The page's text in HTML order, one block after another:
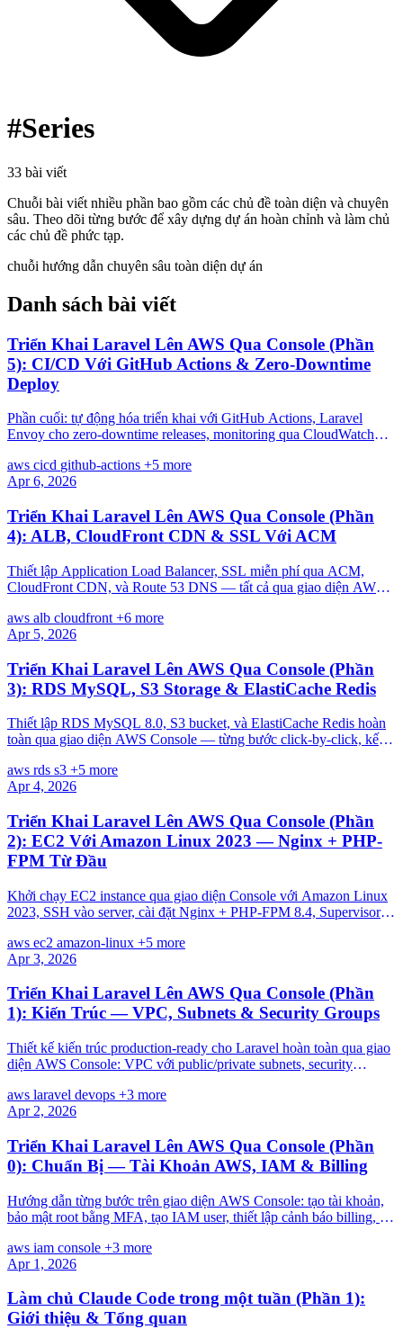
#Series
33 bài viết
Chuỗi bài viết nhiều phần bao gồm các chủ đề toàn diện và chuyên
sâu. Theo dõi từng bước để xây dựng dự án hoàn chỉnh và làm chủ
các chủ đề phức tạp.
chuỗi hướng dẫn chuyên sâu toàn diện dự án
Danh sách bài viết
Triển Khai Laravel Lên AWS Qua Console (Phần
5): CI/CD Với GitHub Actions & Zero-Downtime
Deploy
Phần cuối: tự động hóa triển khai với GitHub Actions, Laravel
Envoy cho zero-downtime releases, monitoring qua CloudWatch
aws cicd github-actions +5 more
Apr 6, 2026
Triển Khai Laravel Lên AWS Qua Console (Phần
4): ALB, CloudFront CDN & SSL Với ACM
Thiết lập Application Load Balancer, SSL miễn phí qua ACM,
CloudFront CDN, và Route 53 DNS — tất cả qua giao diện AWS
aws alb cloudfront +6 more
Apr 5, 2026
Triển Khai Laravel Lên AWS Qua Console (Phần
3): RDS MySQL, S3 Storage & ElastiCache Redis
Thiết lập RDS MySQL 8.0, S3 bucket, và ElastiCache Redis hoàn
toàn qua giao diện AWS Console — từng bước click-by-click, kết
aws rds s3 +5 more
Apr 4, 2026
Triển Khai Laravel Lên AWS Qua Console (Phần
2): EC2 Với Amazon Linux 2023 — Nginx + PHP-
FPM Từ Đầu
Khởi chạy EC2 instance qua giao diện Console với Amazon Linux
2023, SSH vào server, cài đặt Nginx + PHP-FPM 8.4, Supervisor
aws ec2 amazon-linux +5 more
Apr 3, 2026
Triển Khai Laravel Lên AWS Qua Console (Phần
1): Kiến Trúc — VPC, Subnets & Security Groups
Thiết kế kiến trúc production-ready cho Laravel hoàn toàn qua giao
diện AWS Console: VPC với public/private subnets, security
aws laravel devops +3 more
Apr 2, 2026
Triển Khai Laravel Lên AWS Qua Console (Phần
0): Chuẩn Bị — Tài Khoản AWS, IAM & Billing
Hướng dẫn từng bước trên giao diện AWS Console: tạo tài khoản,
bảo mật root bằng MFA, tạo IAM user, thiết lập cảnh báo billing, và
aws iam console +3 more
Apr 1, 2026
Làm chủ Claude Code trong một tuần (Phần 1):
Giới thiệu & Tổng quan